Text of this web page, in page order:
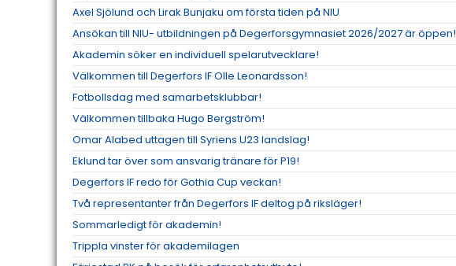
Axel Sjölund och Lirak Bunjaku om första tiden på NIU
Ansökan till NIU- utbildningen på Degerforsgymnasiet 2026/2027 är öppen!
Akademin söker en individuell spelarutvecklare!
Välkommen till Degerfors IF Olle Leonardsson!
Fotbollsdag med samarbetsklubbar!
Välkommen tillbaka Hugo Bergström!
Omar Alabed uttagen till Syriens U23 landslag!
Eklund tar över som ansvarig tränare för P19!
Degerfors IF redo för Gothia Cup veckan!
Två representanter från Degerfors IF deltog på riksläger!
Sommarledigt för akademin!
Trippla vinster för akademilagen